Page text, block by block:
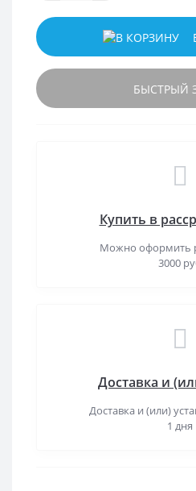
БЫСТРЫЙ
Купить в
Можно оформить
3000
Доставка и
Доставка и (или)
1 дня